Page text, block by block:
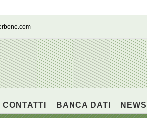
CONTATTI BANCA DATI